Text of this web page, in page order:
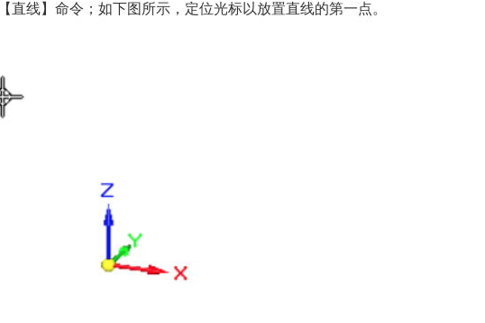
线】命令；如下图所示，定位光标以放置直线的第一点。